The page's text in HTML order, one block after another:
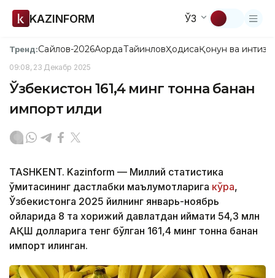
KAZINFORM ЎЗ
Тренд:Сайлов-2026АқордаТайинловҲодисаҚонун ва
09:08, 23 Декабр 2025
Ўзбекистон 161,4 минг тонна банан
импорт қилди
TASHKENT. Kazinform — Миллий статистика
қўмитасининг дастлабки маълумотларига кўра,
Ўзбекистонга 2025 йилнинг январь-ноябрь
ойларида 8 та хорижий давлатдан қиймати 54,3 млн
АҚШ долларига тенг бўлган 161,4 минг тонна банан
импорт қилинган.